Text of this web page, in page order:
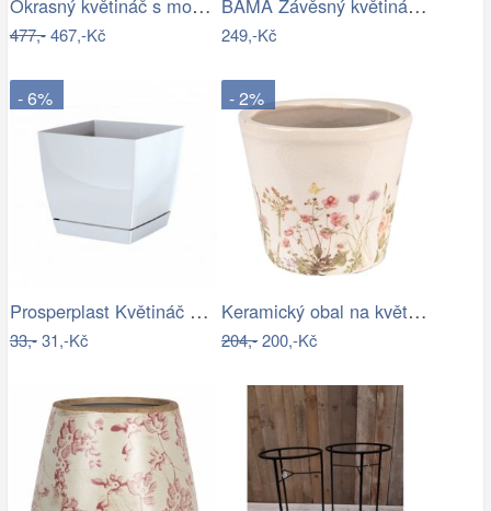
477,-467,-Kč 249,-Kč
- 6%
Prosperplast Květináč Coubi Square s…
33,-31,-Kč
- 2%
Keramický obal na květináč s lučními…
204,-200,-Kč